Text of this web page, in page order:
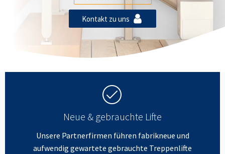
Kontakt zu uns
Neue & gebrauchte Lifte
Unsere Partnerfirmen führen fabrikneue und
aufwendig gewartete gebrauchte Treppenlifte